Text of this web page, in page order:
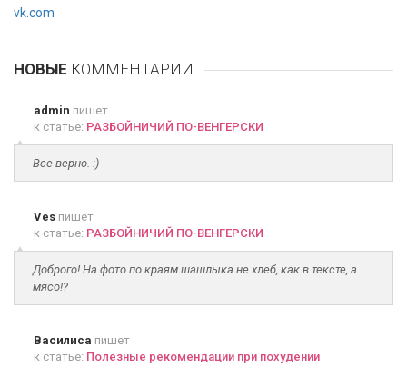
vk.com
НОВЫЕ КОММЕНТАРИИ
admin пишет
к статье: РАЗБОЙНИЧИЙ ПО-ВЕНГЕРСКИ
Все верно. :)
Ves пишет
к статье: РАЗБОЙНИЧИЙ ПО-ВЕНГЕРСКИ
Доброго! На фото по краям шашлыка не хлеб, как в тексте, а
мясо!?
Василиса пишет
к статье: Полезные рекомендации при похудении